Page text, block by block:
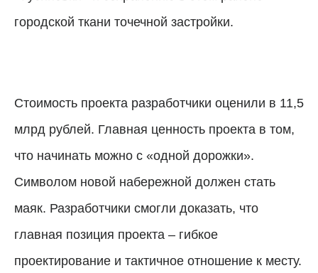
городской ткани точечной застройки.
Стоимость проекта разработчики оценили в 11,5
млрд рублей. Главная ценность проекта в том,
что начинать можно с «одной дорожки».
Символом новой набережной должен стать
маяк. Разработчики смогли доказать, что
главная позиция проекта – гибкое
проектирование и тактичное отношение к месту.